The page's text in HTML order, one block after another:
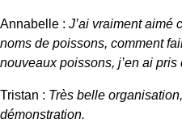
Annabelle : J’ai vraiment aimé
noms de poissons, comment
nouveaux poissons, j’en ai pris
Tristan : Très belle
démonstration.